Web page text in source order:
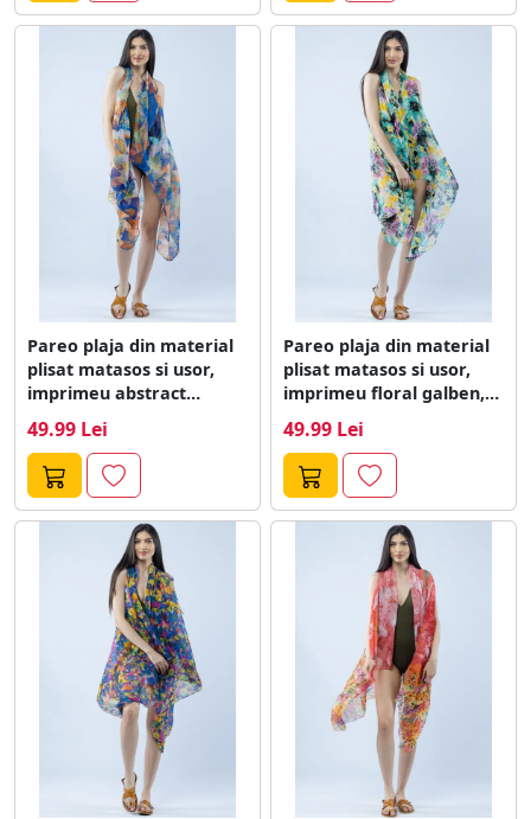
Pareo plaja din material
plisat matasos si usor,
imprimeu abstract
49.99 Lei
Pareo plaja din material
plisat matasos si usor,
imprimeu floral galben,
49.99 Lei